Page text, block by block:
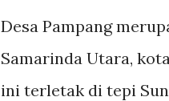
Desa Pampang
Samarinda Utara,
ini terletak di tepi